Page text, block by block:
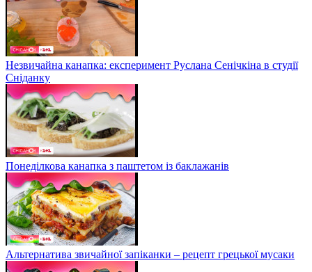
Незвичайна канапка: експеримент Руслана Сенічкіна в студії
Сніданку
Понеділкова канапка з паштетом із баклажанів
Альтернатива звичайної запіканки – рецепт грецької мусаки